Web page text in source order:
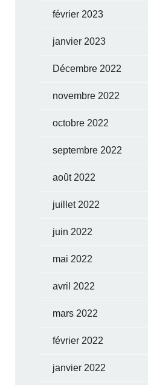
février 2023
janvier 2023
Décembre 2022
novembre 2022
octobre 2022
septembre 2022
août 2022
juillet 2022
juin 2022
mai 2022
avril 2022
mars 2022
février 2022
janvier 2022